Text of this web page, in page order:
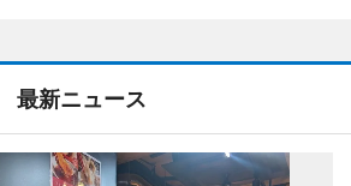
最新ニュース